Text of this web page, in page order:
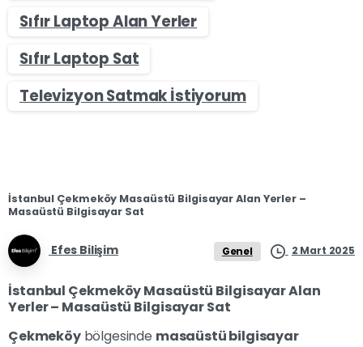
Sıfır Laptop Alan Yerler
Sıfır Laptop Sat
Televizyon Satmak İstiyorum
İstanbul Çekmeköy Masaüstü Bilgisayar Alan Yerler –
Masaüstü Bilgisayar Sat
Efes Bilişim Genel 2 Mart 2025
İstanbul Çekmeköy Masaüstü Bilgisayar Alan
Yerler – Masaüstü Bilgisayar Sat
Çekmeköybölgesinde masaüstü bilgisayar